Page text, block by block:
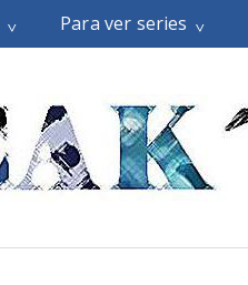
Para ver series